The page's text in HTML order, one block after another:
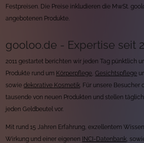
Festpreisen. Die Preise inkludieren die MwSt.
angebotenen Produkte.
gooloo.de - Expertise seit
2011 gestartet berichten wir jeden Tag pünktlich
Produkte rund um Körperpflege ,Gesichtspflege
sowiedekorative Kosmetik . Für unsere
tausende von neuen Produkten und stellen
jeden Geldbeutel vor.
Mit rund 15 Jahren Erfahrung, exzellentem
Wirkung und einer eigenen INCI-Datenbank ,